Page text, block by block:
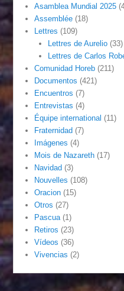
Asamblea Mundial 2025
Assemblée (18)
Lettres (109)
Lettres de Aurelio(33)
Lettres de Carlos
Comunidad Horeb (211)
Documentos (421)
Encuentros (7)
Entrevistas (4)
Équipe international (11)
Fraternidad (7)
Imágenes (4)
Mois de Nazareth (17)
Navidad (3)
Nouvelles (108)
Oracion (15)
Otros (27)
Pascua (1)
Retiros (23)
Vídeos (36)
Vivencias (2)